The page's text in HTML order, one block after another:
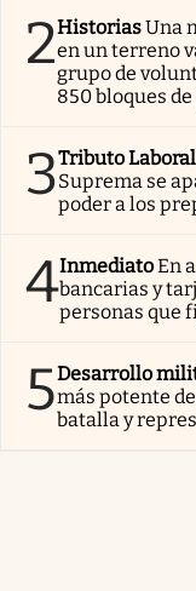
2HistoriasUna
en un terreno
grupo de
850 bloques
3Tributo Laboral
Suprema se
poder a los
4InmediatoEn
bancarias y
personas que
5Desarrollo
más potente
batalla y